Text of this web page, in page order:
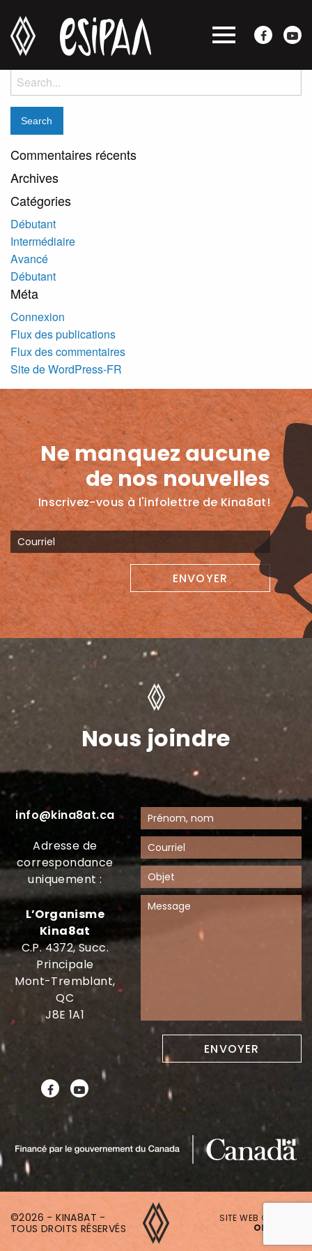
5-6 octobre 2019
Posted on septembre 4, 2019 by devadmin-Avancé
Search
for:
Commentaires récents
Archives
Catégories
Débutant
Intermédiaire
Avancé
Débutant
Méta
Connexion
Flux des publications
Flux des commentaires
Site de WordPress-FR
Ne manquez aucune
de nos nouvelles
Inscrivez-vous à l'infolettre de Kina8at!
Nous joindre
info@kina8at.ca
Adresse de
correspondance
uniquement :
L’Organisme
Kina8at
C.P. 4372, Succ.
Principale
Mont-Tremblant,
QC
J8E 1A1
©2026 - KINA8AT -
TOUS DROITS RÉSERVÉS
SITE WEB CRÉÉ PAR
ONAKI.CA